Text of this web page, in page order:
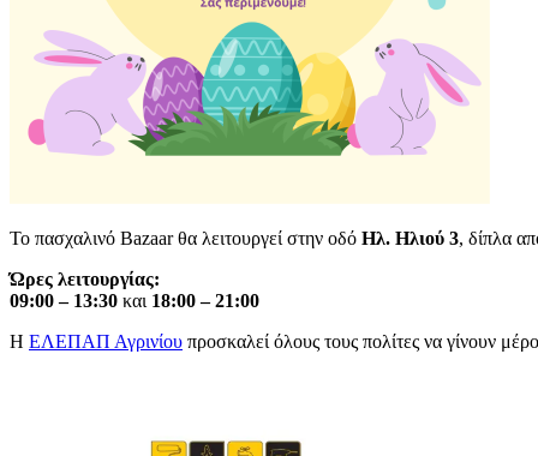
Το πασχαλινό Bazaar θα λειτουργεί στην οδό Ηλ. Ηλιού 3, δίπλα
Ώρες λειτουργίας:
09:00 – 13:30 και 18:00 – 21:00
Η ΕΛΕΠΑΠ Αγρινίου προσκαλεί όλους τους πολίτες να γίνουν